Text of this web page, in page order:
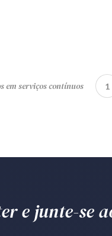
em serviços contínuos 1
e junte-se